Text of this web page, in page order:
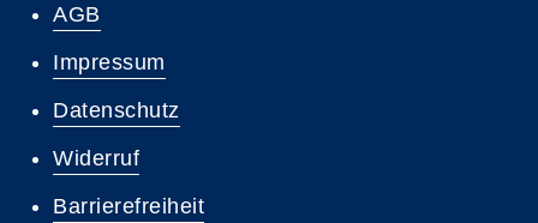
AGB
Impressum
Datenschutz
Widerruf
Barrierefreiheit